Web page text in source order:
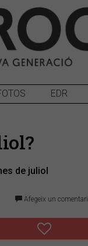
EDR
de juliol
Afegeix un comentari